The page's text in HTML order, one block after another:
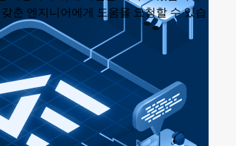
춘 엔지니어에게 도움을 요청할 수 있습